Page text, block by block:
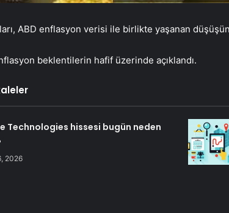
ABD enflasyon verisi ile birlikte yaşanan
beklentilerin hafif üzerinde açıklandı.
Technologies hissesi bugün neden
2026